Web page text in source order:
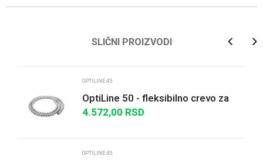
SLIČNI PROIZVODI
OPTILINE 45
OptiLine 50 - fleksibilno crevo za
kabl, Ø25 mm
4.572,00 RSD
OPTILINE 45